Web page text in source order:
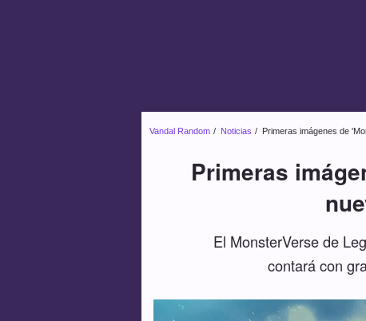
Vandal Random Noticias Primeras imágenes de
Primeras
El MonsterVerse de
contará con